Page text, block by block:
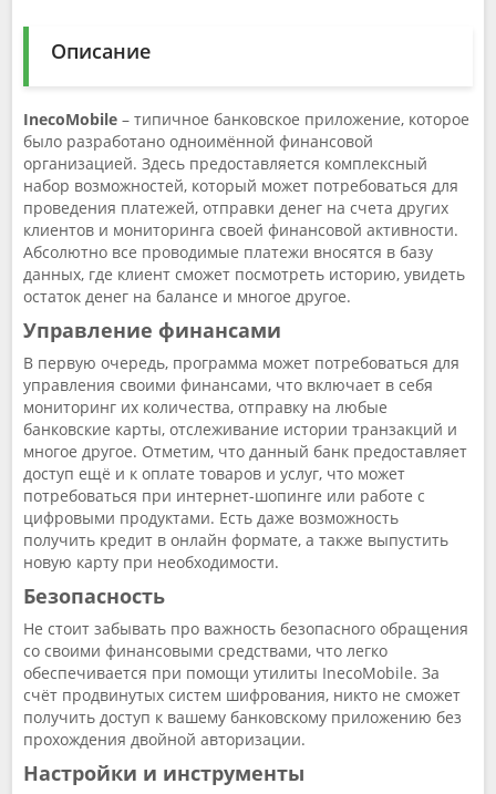
Описание
InecoMobile – типичное банковское приложение, которое
было разработано одноимённой финансовой
организацией. Здесь предоставляется комплексный
набор возможностей, который может потребоваться для
проведения платежей, отправки денег на счета других
клиентов и мониторинга своей финансовой активности.
Абсолютно все проводимые платежи вносятся в базу
данных, где клиент сможет посмотреть историю, увидеть
остаток денег на балансе и многое другое.
Управление финансами
В первую очередь, программа может потребоваться для
управления своими финансами, что включает в себя
мониторинг их количества, отправку на любые
банковские карты, отслеживание истории транзакций и
многое другое. Отметим, что данный банк предоставляет
доступ ещё и к оплате товаров и услуг, что может
потребоваться при интернет-шопинге или работе с
цифровыми продуктами. Есть даже возможность
получить кредит в онлайн формате, а также выпустить
новую карту при необходимости.
Безопасность
Не стоит забывать про важность безопасного обращения
со своими финансовыми средствами, что легко
обеспечивается при помощи утилиты InecoMobile. За
счёт продвинутых систем шифрования, никто не сможет
получить доступ к вашему банковскому приложению без
прохождения двойной авторизации.
Настройки и инструменты